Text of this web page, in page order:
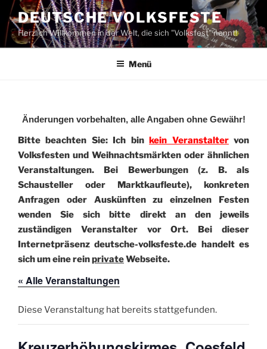
Zum
Inhalt
springen
DEUTSCHE VOLKSFESTE
Herzlich Willkommen in der Welt, die sich "Volksfest" nennt!
Menü
Änderungen vorbehalten, alle Angaben ohne Gewähr!
Bitte beachten Sie: Ich binkein Veranstaltervon
Volksfesten und Weihnachtsmärkten oder ähnlichen
Veranstaltungen. Bei Bewerbungen (z. B. als
Schausteller oder Marktkaufleute), konkreten
Anfragen oder Auskünften zu einzelnen Festen
wenden Sie sich bitte direkt an den jeweils
zuständigen Veranstalter vor Ort. Bei dieser
Internetpräsenz deutsche-volksfeste.de handelt es
sich um eine reinprivateWebseite.
« Alle Veranstaltungen
Diese Veranstaltung hat bereits stattgefunden.